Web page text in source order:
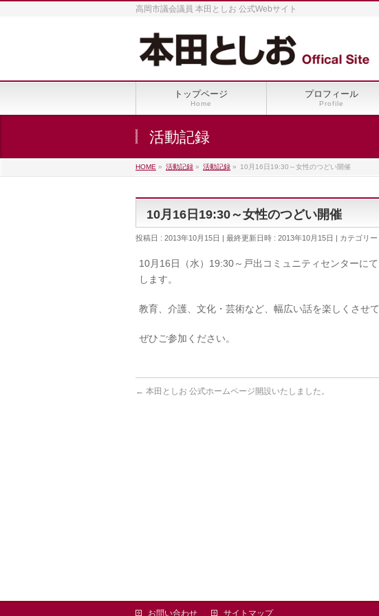
高岡市議会議員 本田としお 公式Webサイト
トップページ
Home
プロフィール
Profile
活動記録
HOME » 活動記録 » 活動記録 » 10月16日19:30～女性のつどい開催
10月16日19:30～女性のつどい開催
投稿日 : 2013年10月15日 最終更新日時 : 2013年10月15日 カテゴリー
10月16日（水）19:30～戸出コミュニティセンターに
します。
教育、介護、文化・芸術など、幅広い話を楽しくさせ
ぜひご参加ください。
← 本田としお 公式ホームページ開設いたしました。
お問い合わせ サイトマップ